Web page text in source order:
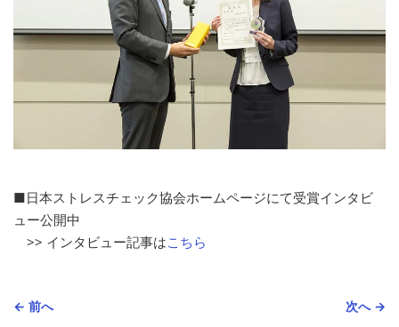
■日本ストレスチェック協会ホームページにて受賞インタビ
ュー公開中
>> インタビュー記事はこちら
← 前へ 次へ →